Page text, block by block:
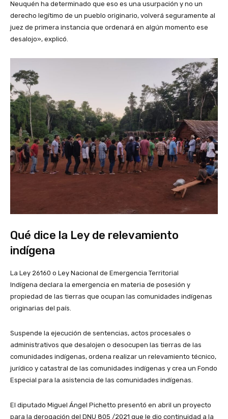
Neuquén ha determinado que eso es una usurpación y no un
derecho legítimo de un pueblo originario, volverá seguramente al
juez de primera instancia que ordenará en algún momento ese
desalojo», explicó.
Qué dice la Ley de relevamiento
indígena
La Ley 26160 o Ley Nacional de Emergencia Territorial
Indígena declara la emergencia en materia de posesión y
propiedad de las tierras que ocupan las comunidades indígenas
originarias del país.
Suspende la ejecución de sentencias, actos procesales o
administrativos que desalojen o desocupen las tierras de las
comunidades indígenas, ordena realizar un relevamiento técnico,
jurídico y catastral de las comunidades indígenas y crea un Fondo
Especial para la asistencia de las comunidades indígenas.
El diputado Miguel Ángel Pichetto presentó en abril un proyecto
para la derogación del DNU 805 /2021 que le dio continuidad a la